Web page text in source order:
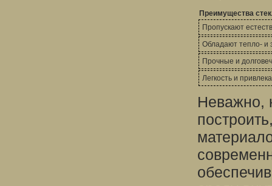
Преимущества
Пропускают
Обладают тепло- и
Прочные и
Легкость и
Неважно,